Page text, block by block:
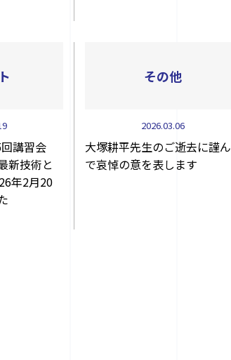
講習会
新技術と
年2月20
その他
2026.03.06
大塚耕平先生のご逝去に謹ん
で哀悼の意を表します